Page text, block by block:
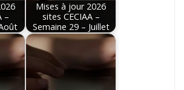
–
Mises à jour 2026
sites CECIAA –
Semaine 29 – Juillet